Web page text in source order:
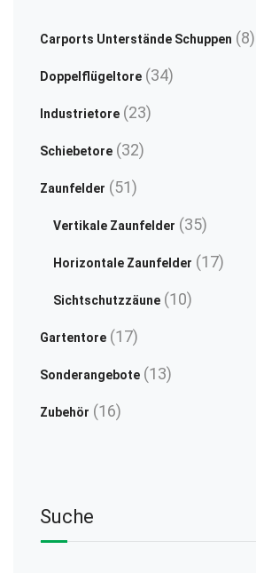
Carports Unterstände Schuppen 88
Doppelflügeltore 3434
Industrietore 2323
Schiebetore 3232
Zaunfelder 5151
Vertikale Zaunfelder 3535
Horizontale Zaunfelder 1717
Sichtschutzzäune 1010
Gartentore 1717
Sonderangebote 1313
Zubehör 1616
Suche